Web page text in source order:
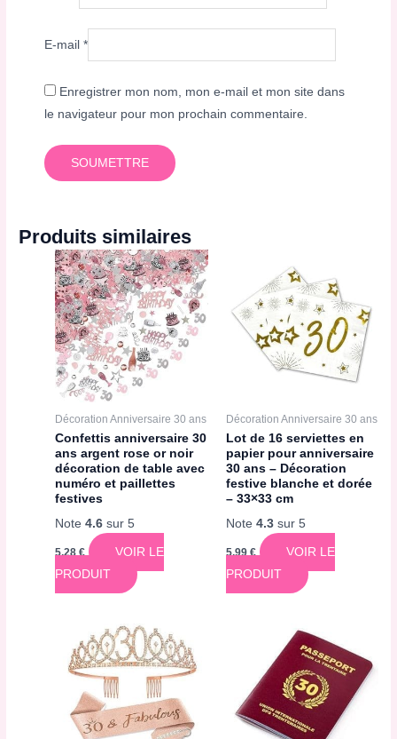
E-mail*
Enregistrer mon nom, mon e-mail et mon site dans
le navigateur pour mon prochain commentaire.
Produits similaires
Décoration Anniversaire 30 ans
Confettis anniversaire 30
ans argent rose or noir
décoration de table avec
numéro et paillettes
festives
Note4.6 sur 5
5,28€
VOIR LE
PRODUIT
Décoration Anniversaire 30 ans
Lot de 16 serviettes en
papier pour anniversaire
30 ans – Décoration
festive blanche et dorée
– 33×33 cm
Note 4.3sur 5
5,99€
VOIR LE
PRODUIT